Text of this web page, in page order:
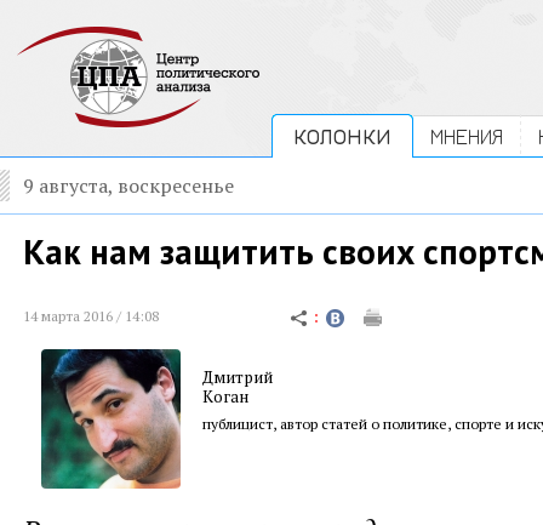
КОЛОНКИ МНЕНИЯ
9 августа, воскресенье
Как нам защитить своих
14 марта 2016 / 14:08
Дмитрий
Коган
публицист, автор статей о политике, спорте и